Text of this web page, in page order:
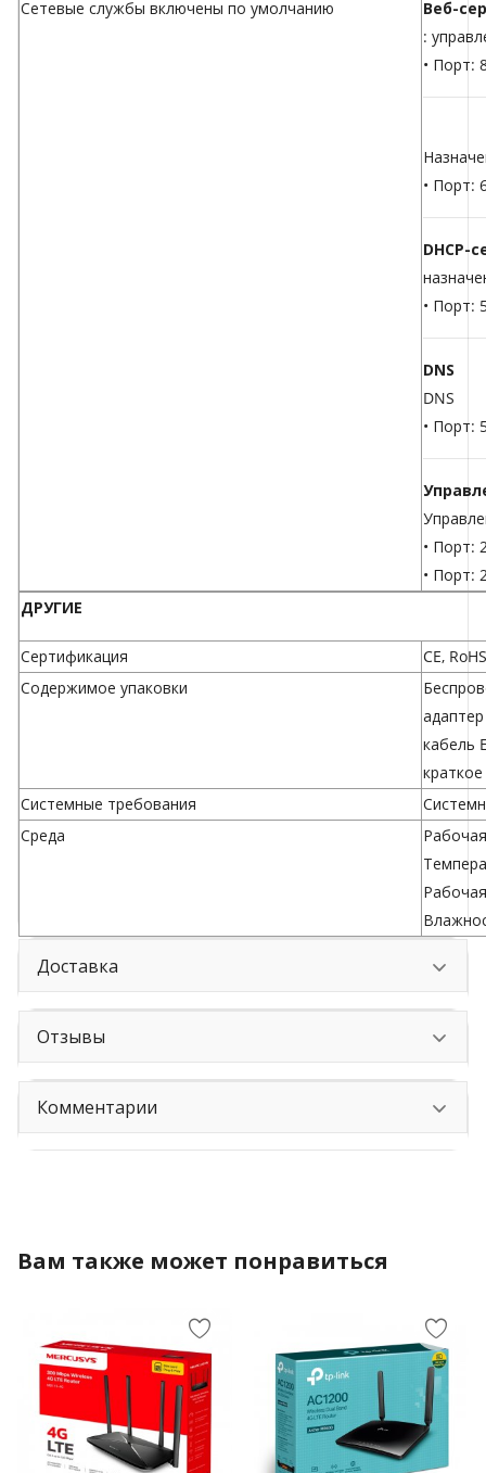
Сетевые службы включены по умолчанию
Веб-
:
• Порт:
• Порт:
DHCP-
• Порт:
DNS
DNS
• Порт:
• Порт:
• Порт:
ДРУГИЕ
Сертификация
CE, RoHS
Содержимое упаковки
кабель
Системные требования
Среда
Доставка
Отзывы
Комментарии
Вам также может понравиться